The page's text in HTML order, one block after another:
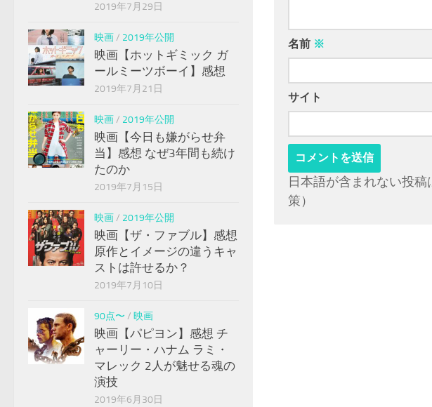
名前 ※
サイト
日本語が含まれない投
策）
2019年7月29日
映画/ 2019年公開
映画【ホットギミック ガ
ールミーツボーイ】感想
2019年7月21日
映画/ 2019年公開
映画【今日も嫌がらせ弁
当】感想 なぜ3年間も続け
たのか
2019年7月15日
映画/ 2019年公開
映画【ザ・ファブル】感想
原作とイメージの違うキャ
ストは許せるか？
2019年7月10日
90点〜 / 映画
映画【パピヨン】感想 チ
ャーリー・ハナム ラミ・
マレック 2人が魅せる魂の
演技
2019年6月30日